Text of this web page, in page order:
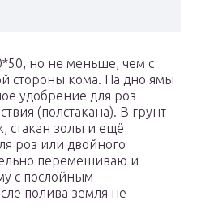
но не меньше, чем с
стороны кома. На дно ямы
удобрение для роз
(полстакана). В грунт
стакан золы и ещё
роз или двойного
перемешиваю и
с послойным
полива земля не